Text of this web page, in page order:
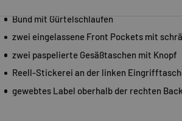
Bund mit Gürtelschlaufen
zwei eingelassene Front Pockets mit
zwei paspelierte Gesäßtaschen mit Knopf
Reell-Stickerei an der linken
gewebtes Label oberhalb der rechten